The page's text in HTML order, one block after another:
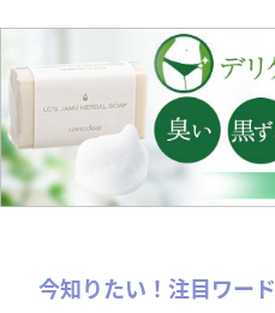
今知りたい！注目ワード